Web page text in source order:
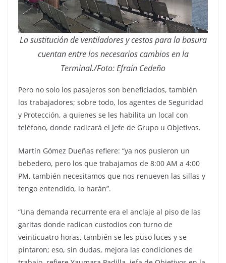
La sustitución de ventiladores y cestos para la basura
cuentan entre los necesarios cambios en la
Terminal./Foto: Efraín Cedeño
Pero no solo los pasajeros son beneficiados, también
los trabajadores; sobre todo, los agentes de Seguridad
y Protección, a quienes se les habilita un local con
teléfono, donde radicará el Jefe de Grupo u Objetivos.
Martín Gómez Dueñas refiere: “ya nos pusieron un
bebedero, pero los que trabajamos de 8:00 AM a 4:00
PM, también necesitamos que nos renueven las sillas y
tengo entendido, lo harán”.
“Una demanda recurrente era el anclaje al piso de las
garitas donde radican custodios con turno de
veinticuatro horas, también se les puso luces y se
pintaron; eso, sin dudas, mejora las condiciones de